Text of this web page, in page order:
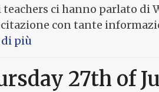
ci hanno parlato di
con tante
più
27th of